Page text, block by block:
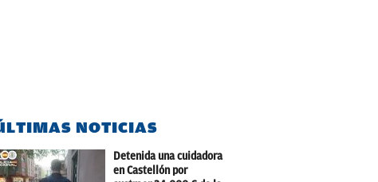
NOTICIAS
Detenida una cuidadora
en Castellón por